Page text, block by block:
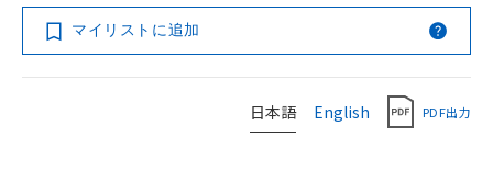
マイリストに追加
日本語 English PDF出力